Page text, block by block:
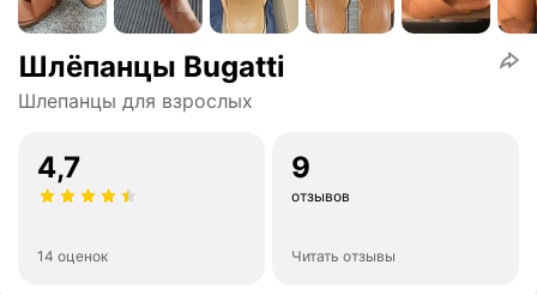
Шлёпанцы Bugatti
Шлепанцы для взрослых
4,7
14 оценок
9
отзывов
Читать отзывы